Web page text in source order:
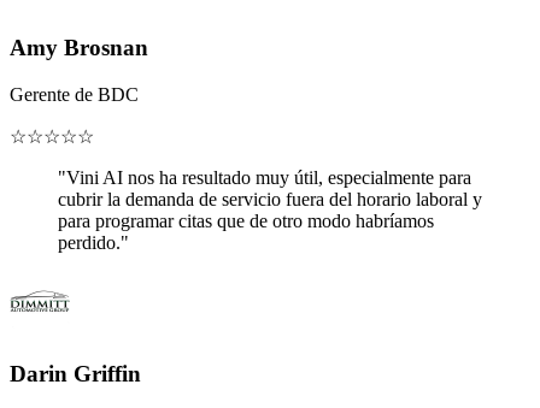
Amy Brosnan
Gerente de BDC
☆☆☆☆☆
"Vini AI nos ha resultado muy útil, especialmente para
cubrir la demanda de servicio fuera del horario laboral y
para programar citas que de otro modo habríamos
perdido."
Darin Griffin